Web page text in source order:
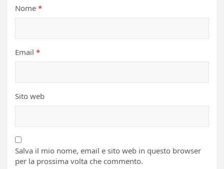
Nome *
Email *
Sito web
Salva il mio nome, email e sito web in questo browser
per la prossima volta che commento.